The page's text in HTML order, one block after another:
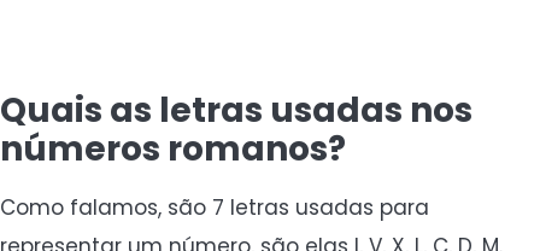
Quais as letras usadas nos
números romanos?
Como falamos, são 7 letras usadas para